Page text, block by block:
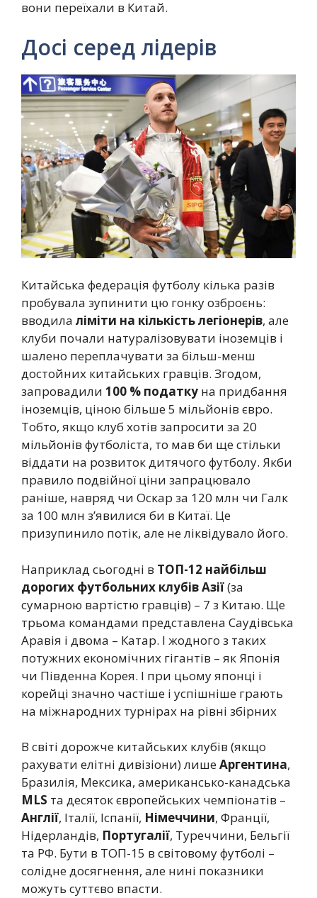
вони переїхали в Китай.
Досі серед лідерів
Китайська федерація футболу кілька разів
пробувала зупинити цю гонку озброєнь:
вводила ліміти на кількість легіонерів, але
клуби почали натуралізовувати іноземців і
шалено переплачувати за більш-менш
достойних китайських гравців. Згодом,
запровадили 100 % податку на придбання
іноземців, ціною більше 5 мільйонів євро.
Тобто, якщо клуб хотів запросити за 20
мільйонів футболіста, то мав би ще стільки
віддати на розвиток дитячого футболу. Якби
правило подвійної ціни запрацювало
раніше, навряд чи Оскар за 120 млн чи Галк
за 100 млн з’явилися би в Китаї. Це
призупинило потік, але не ліквідувало його.
Наприклад сьогодні в ТОП-12 найбільш
дорогих футбольних клубів Азії(за
сумарною вартістю гравців) – 7 з Китаю. Ще
трьома командами представлена Саудівська
Аравія і двома – Катар. І жодного з таких
потужних економічних гігантів – як Японія
чи Південна Корея. І при цьому японці і
корейці значно частіше і успішніше грають
на міжнародних турнірах на рівні збірних
В світі дорожче китайських клубів (якщо
рахувати елітні дивізіони) лишеАргентина,
Бразилія, Мексика, американсько-канадська
MLS та десяток європейських чемпіонатів –
Англії, Італії, Іспанії, Німеччини, Франції,
Нідерландів, Португалії, Туреччини, Бельгії
та РФ. Бути в ТОП-15 в світовому футболі –
солідне досягнення, але нині показники
можуть суттєво впасти.